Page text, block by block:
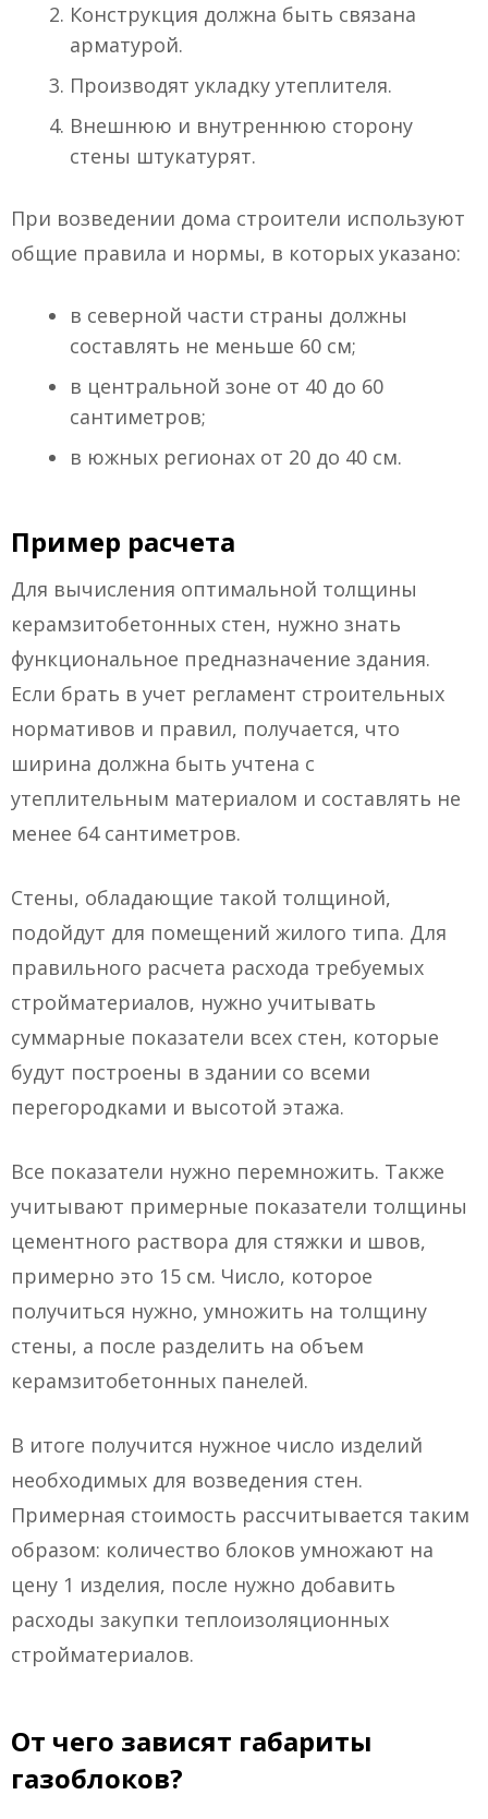
Конструкция должна быть связана
арматурой.
Производят укладку утеплителя.
Внешнюю и внутреннюю сторону
стены штукатурят.
При возведении дома строители используют
общие правила и нормы, в которых указано:
в северной части страны должны
составлять не меньше 60 см;
в центральной зоне от 40 до 60
сантиметров;
в южных регионах от 20 до 40 см.
Пример расчета
Для вычисления оптимальной толщины
керамзитобетонных стен, нужно знать
функциональное предназначение здания.
Если брать в учет регламент строительных
нормативов и правил, получается, что
ширина должна быть учтена с
утеплительным материалом и составлять не
менее 64 сантиметров.
Стены, обладающие такой толщиной,
подойдут для помещений жилого типа. Для
правильного расчета расхода требуемых
стройматериалов, нужно учитывать
суммарные показатели всех стен, которые
будут построены в здании со всеми
перегородками и высотой этажа.
Все показатели нужно перемножить. Также
учитывают примерные показатели толщины
цементного раствора для стяжки и швов,
примерно это 15 см. Число, которое
получиться нужно, умножить на толщину
стены, а после разделить на объем
керамзитобетонных панелей.
В итоге получится нужное число изделий
необходимых для возведения стен.
Примерная стоимость рассчитывается таким
образом: количество блоков умножают на
цену 1 изделия, после нужно добавить
расходы закупки теплоизоляционных
стройматериалов.
От чего зависят габариты
газоблоков?